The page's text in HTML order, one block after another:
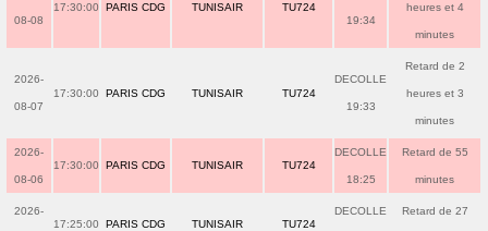
08-08
17:30:00 PARIS CDG TUNISAIR TU724
19:34
heures et 4
minutes
2026-
08-07
17:30:00 PARIS CDG TUNISAIR TU724
DECOLLE
19:33
Retard de 2
heures et 3
minutes
2026-
08-06
17:30:00 PARIS CDG TUNISAIR TU724
DECOLLE
18:25
Retard de 55
minutes
2026-
17:25:00 PARIS CDG TUNISAIR TU724
DECOLLE Retard de 27